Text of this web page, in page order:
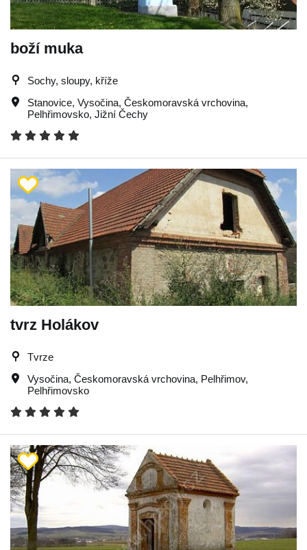
boží muka
Sochy, sloupy, kříže
Stanovice, Vysočina, Českomoravská vrchovina,
Pelhřimovsko, Jižní Čechy
tvrz Holákov
Tvrze
Vysočina, Českomoravská vrchovina, Pelhřimov,
Pelhřimovsko